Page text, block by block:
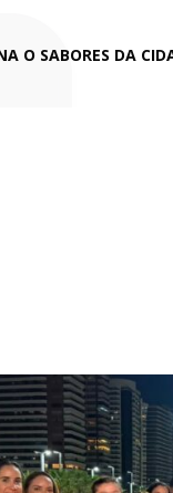
O SABORES DA